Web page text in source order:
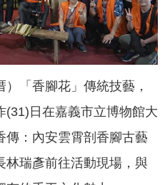
「香腳花」傳統技藝，
(31)日在嘉義市立博物館大
傳：內安雲霄剖香腳古藝
林瑞彥前往活動現場，與